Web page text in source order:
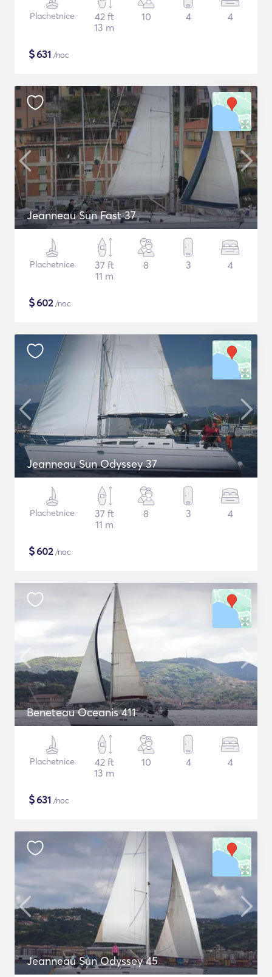
Plachetnice
42 ft
13 m
10 4 4
$631 /noc
Jeanneau Sun Fast 37
Plachetnice
37 ft
11 m
8 3 4
$602/noc
Jeanneau Sun Odyssey 37
Plachetnice
37 ft
11 m
8 3 4
$602/noc
Beneteau Oceanis 411
Plachetnice
42 ft
13 m
10 4 4
$631 /noc
Jeanneau Sun Odyssey 45